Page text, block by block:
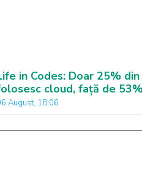
in Codes: Doar 25%
cloud, față de
August, 18:06